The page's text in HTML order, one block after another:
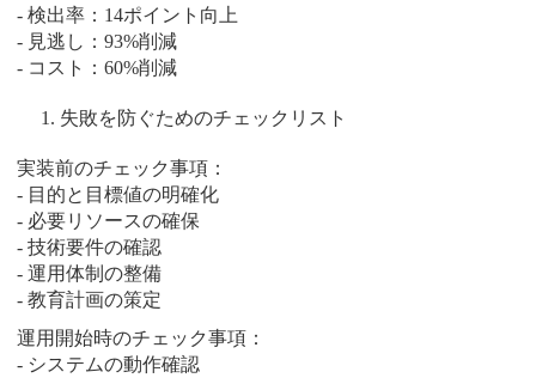
- 検出率：14ポイント向上
- 見逃し：93%削減
- コスト：60%削減
失敗を防ぐためのチェックリスト
実装前のチェック事項：
- 目的と目標値の明確化
- 必要リソースの確保
- 技術要件の確認
- 運用体制の整備
- 教育計画の策定
運用開始時のチェック事項：
- システムの動作確認